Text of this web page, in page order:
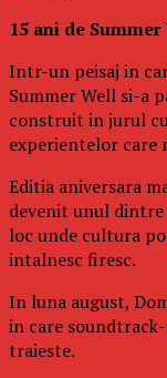
15 ani de
Intr-un peisaj in
Summer Well si-a
construit in jurul
experientelor care
Editia aniversara
devenit unul
loc unde cultura
intalnesc firesc.
In luna august,
in care
traieste.